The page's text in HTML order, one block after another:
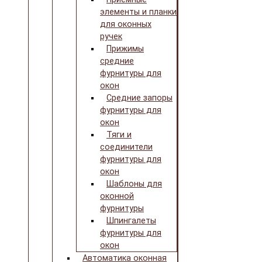
элементы и планки
для оконных
ручек
Прижимы
средние
фурнитуры для
окон
Средние запоры
фурнитуры для
окон
Тяги и
соединители
фурнитуры для
окон
Шаблоны для
оконной
фурнитуры
Шпингалеты
фурнитуры для
окон
Автоматика оконная